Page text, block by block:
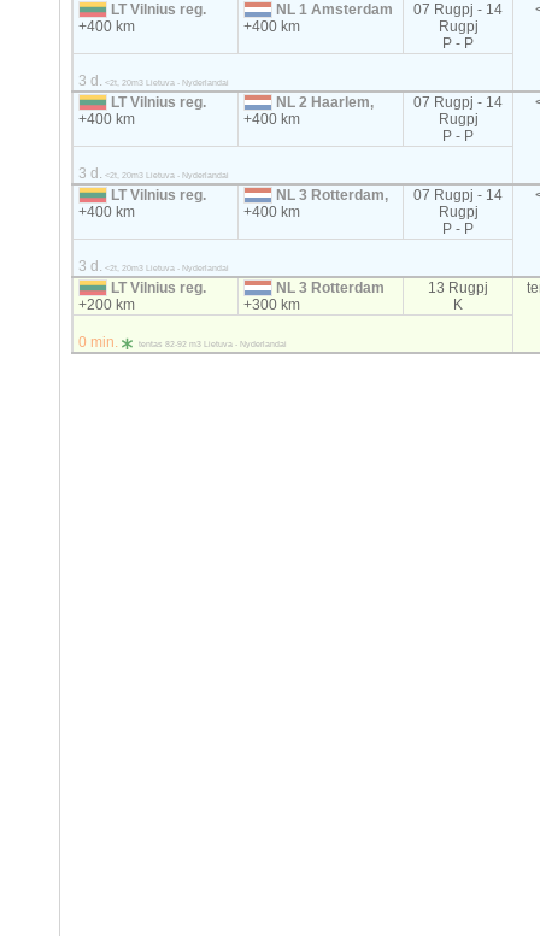
LT Vilnius reg.
+400 km
NL 1 Amsterdam
+400 km
07 Rugpj - 14
Rugpj
P - P
3 d. <2t, 20m3 Lietuva - Nyderlandai
LT Vilnius reg.
+400 km
NL 2 Haarlem,
+400 km
07 Rugpj - 14
Rugpj
P - P
3 d. <2t, 20m3 Lietuva - Nyderlandai
LT Vilnius reg.
+400 km
NL 3 Rotterdam,
+400 km
07 Rugpj - 14
Rugpj
P - P
3 d. <2t, 20m3 Lietuva - Nyderlandai
LT Vilnius reg.
+200 km
NL 3 Rotterdam
+300 km
13 Rugpj
K
0 min. tentas 82-92 m3 Lietuva - Nyderlandai